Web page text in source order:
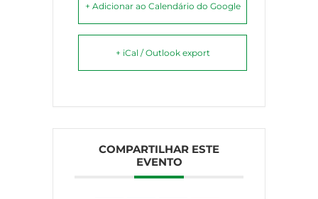
+ Adicionar ao Calendário do Google
+ iCal / Outlook export
COMPARTILHAR ESTE
EVENTO